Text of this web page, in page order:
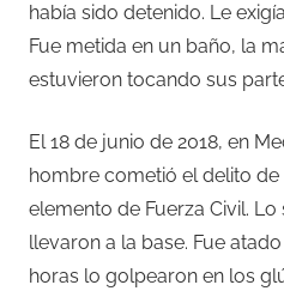
había sido detenido. Le
Fue metida en un baño, la
estuvieron tocando sus
El 18 de junio de 2018, en
hombre cometió el delito de
elemento de Fuerza Civil.
llevaron a la base. Fue
horas lo golpearon en los